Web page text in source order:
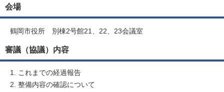
会場
鶴岡市役所 別棟2号館21、22、23会議室
審議（協議）内容
これまでの経過報告
整備内容の確認について